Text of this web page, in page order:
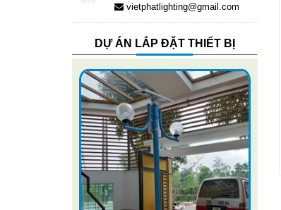
vietphatlighting@gmail.com
DỰ ÁN LẮP ĐẶT THIẾT BỊ